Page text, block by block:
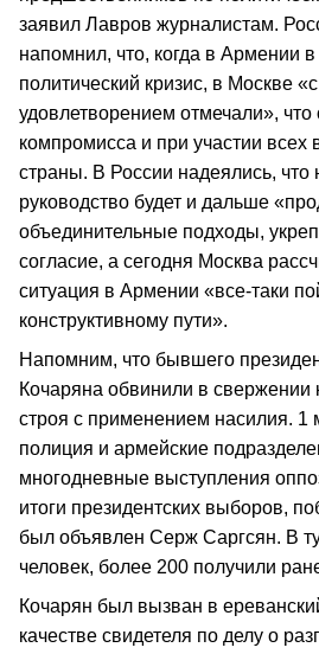
заявил Лавров журналистам.
напомнил, что, когда в Армении
политический кризис, в Москве
удовлетворением отмечали»,
компромисса и при участии всех
страны. В России надеялись, что
руководство будет и дальше
объединительные подходы,
согласие, а сегодня Москва
ситуация в Армении «все-таки
конструктивному пути».
Напомним, что бывшего
Кочаряна обвинили в свержении
строя с применением насилия. 1
полиция и армейские
многодневные выступления
итоги президентских выборов,
был объявлен Серж Саргсян. В
человек, более 200 получили
Кочарян был вызван в
качестве свидетеля по делу о